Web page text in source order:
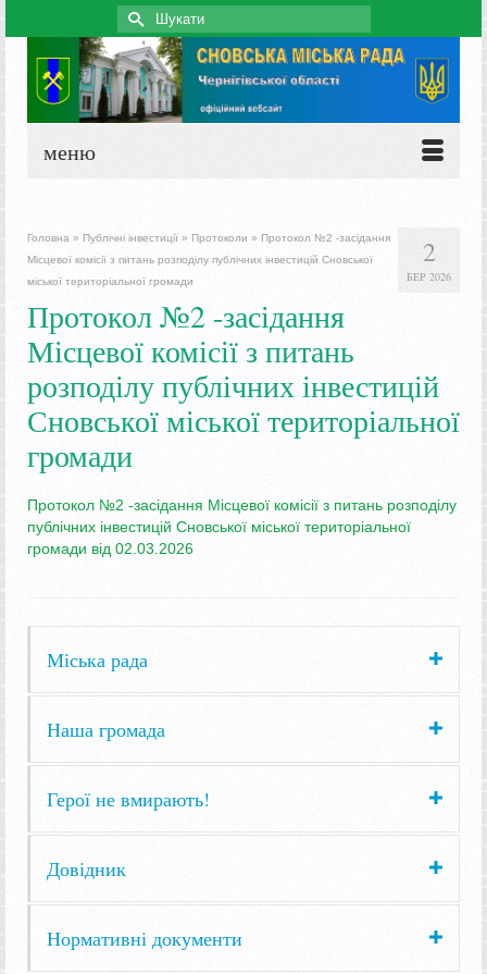
Search
for:
меню
2
БЕР 2026
Головна » Публічні інвестиції » Протоколи » Протокол №2 -засідання
Місцевої комісії з питань розподілу публічних інвестицій Сновської
міської територіальної громади
Протокол №2 -засідання
Місцевої комісії з питань
розподілу публічних інвестицій
Сновської міської територіальної
громади
Протокол №2 -засідання Місцевої комісії з питань розподілу
публічних інвестицій Сновської міської територіальної
громади від 02.03.2026
Міська рада
Наша громада
Герої не вмирають!
Довідник
Нормативні документи